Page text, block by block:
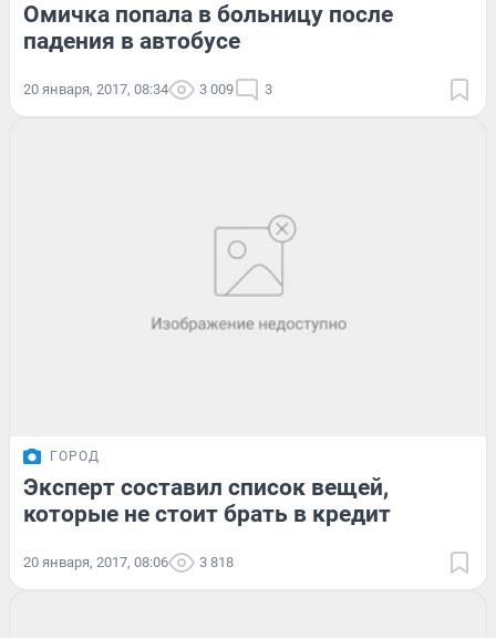
Омичка попала в больницу после
падения в автобусе
20 января, 2017, 08:34 3 009 3
ГОРОД
Эксперт составил список вещей,
которые не стоит брать в кредит
20 января, 2017, 08:06 3 818